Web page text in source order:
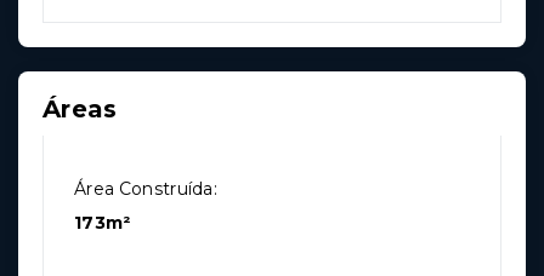
Áreas
Área Construída:
173m²